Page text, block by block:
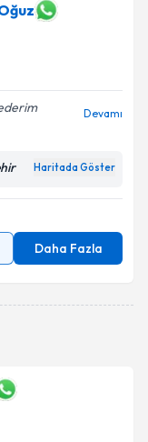
Devamı
Haritada Göster
Daha Fazla